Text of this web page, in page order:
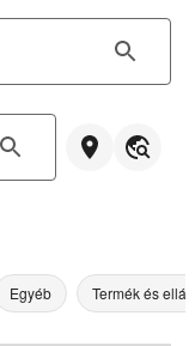
Egyéb Termék és